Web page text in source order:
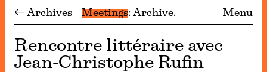
← Archives Meetings Archive Menu
Rencontre littéraire avec
Jean-Christophe Rufin